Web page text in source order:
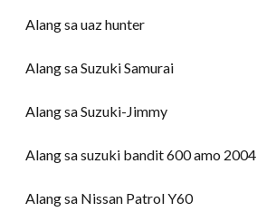
Alang sa uaz hunter
Alang sa Suzuki Samurai
Alang sa Suzuki-Jimmy
Alang sa suzuki bandit 600 amo 2004
Alang sa Nissan Patrol Y60